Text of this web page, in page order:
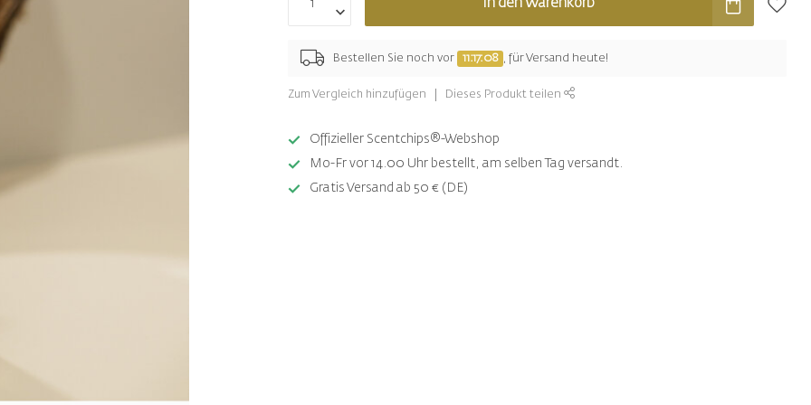
In den Warenkorb
Bestellen Sie noch vor 11:17:07 , für Versand heute!
Zum Vergleich hinzufügen Dieses Produkt teilen
Offizieller Scentchips®-Webshop
Mo-Fr vor 14.00 Uhr bestellt, am selben Tag versandt.
Gratis Versand ab 50 € (DE)